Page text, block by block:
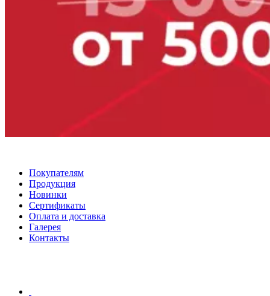
Покупателям
Продукция
Новинки
Сертификаты
Оплата и доставка
Галерея
Контакты